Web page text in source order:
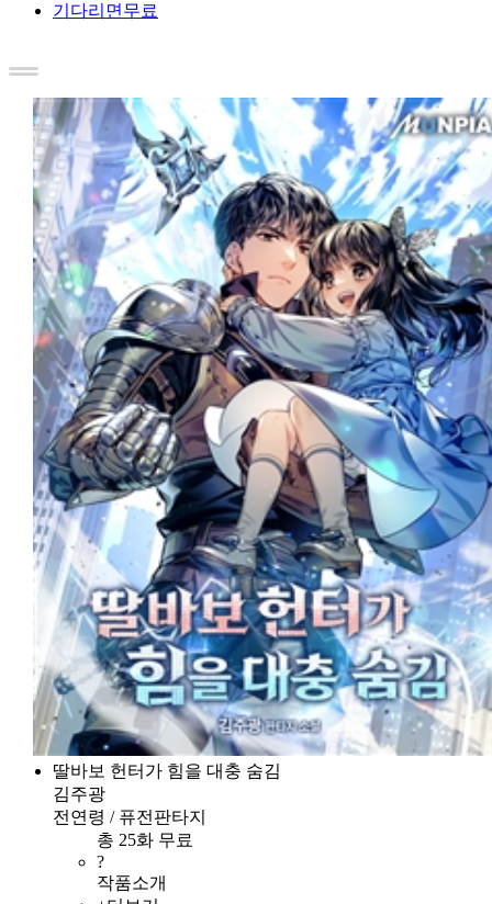
기다리면무료
딸바보 헌터가 힘을 대충 숨김
김주광
전연령 / 퓨전판타지
총 25화 무료
?
작품소개